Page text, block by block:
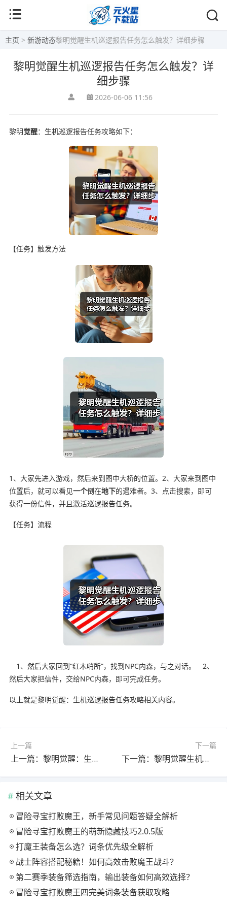
主页 > 新游动态黎明觉醒生机巡逻报告任务怎么触发？详细步骤
黎明觉醒生机巡逻报告任务怎么触发？详
细步骤
2026-06-06 11:56
黎明觉醒：生机巡逻报告任务攻略如下：
【任务】触发方法
1、大家先进入游戏，然后来到图中大桥的位置。2、大家来到图中
位置后，就可以看见一个倒在地下的遇难者。3、点击搜索，即可
获得一份信件，并且激活巡逻报告任务。
【任务】流程
1、然后大家回到“红木哨所”，找到NPC内森，与之对话。 2、
然后大家把信件，交给NPC内森，即可完成任务。
以上就是黎明觉醒：生机巡逻报告任务攻略相关内容。
上一篇
上一篇：黎明觉醒：生机寻猫启事支线任务攻略
下一篇
下一篇：黎明觉醒生机驾驶专家任务怎么完成？全攻略详解
相关文章
冒险寻宝打败魔王，新手常见问题答疑全解析
冒险寻宝打败魔王的萌新隐藏技巧2.0.5版
打魔王装备怎么选？词条优先级全解析
战士阵容搭配秘籍！如何高效击败魔王战斗？
第二赛季装备筛选指南，输出装备如何高效选择？
冒险寻宝打败魔王四完美词条装备获取攻略